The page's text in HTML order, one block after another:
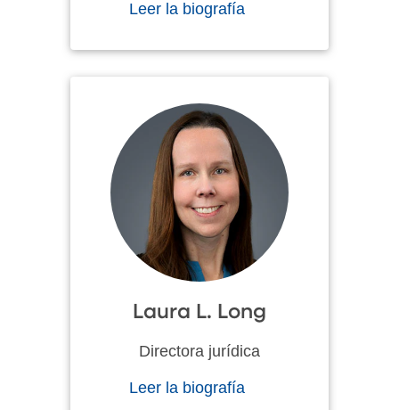
Leer la biografía
Laura L. Long
Directora jurídica
Leer la biografía